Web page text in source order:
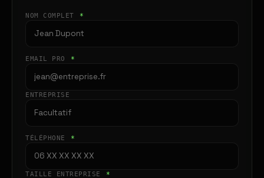
NOM COMPLET *
EMAIL PRO *
ENTREPRISE
TÉLÉPHONE *
TAILLE ENTREPRISE *